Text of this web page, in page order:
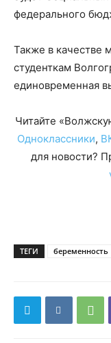
федерального
Также в качестве
студенткам
единовременная
Читайте
Одноклассники,
для новости?
ТЕГИ беременность